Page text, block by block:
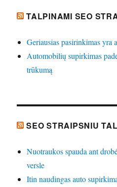
TALPINAMI SEO
Geriausias pasirinkimas yra
Automobilių supirkimas
trūkumą
SEO STRAIPSNIU
Nuotraukos spauda ant
versle
Itin naudingas auto